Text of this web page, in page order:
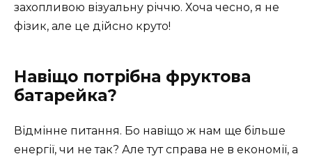
захопливою візуальну річчю. Хоча чесно, я не
фізик, але це дійсно круто!
Навіщо потрібна фруктова
батарейка?
Відмінне питання. Бо навіщо ж нам ще більше
енергії, чи не так? Але тут справа не в економії, а